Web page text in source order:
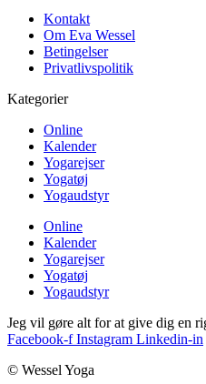
Kontakt
Om Eva Wessel
Betingelser
Privatlivspolitik
Kategorier
Online
Kalender
Yogarejser
Yogatøj
Yogaudstyr
Online
Kalender
Yogarejser
Yogatøj
Yogaudstyr
Jeg vil gøre alt for at give dig en
Facebook-f Instagram Linkedin-in
© Wessel Yoga